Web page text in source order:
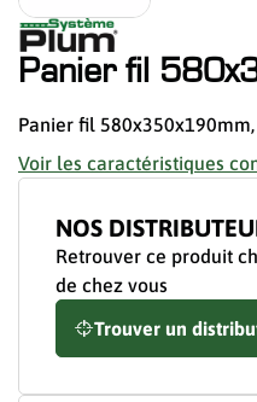
Panier fil
Panier fil
Voir les caractéristiques
NOS
Retrouver ce produit
de chez vous
Trouver un